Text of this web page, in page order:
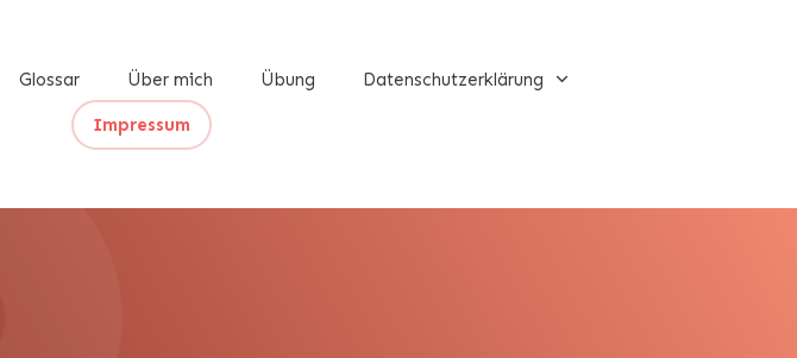
Glossar Über mich Übung Datenschutzerklärung
Impressum